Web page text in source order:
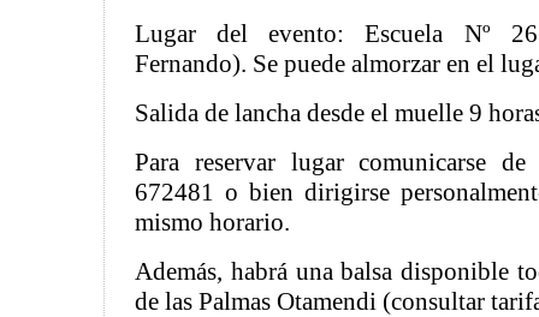
Lugar del evento: Escuela Nº
Fernando). Se puede almorzar en el
Salida de lancha desde el muelle 9
Para reservar lugar comunicarse
672481 o bien dirigirse
mismo horario.
Además, habrá una balsa disponible
de las Palmas Otamendi (consultar